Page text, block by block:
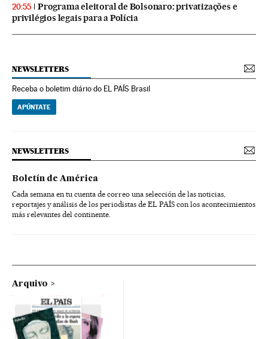
20:55
Programa eleitoral de Bolsonaro: privatizações e
privilégios legais para a Polícia
NEWSLETTERS
Receba o boletim diário do EL PAÍS Brasil
APÚNTATE
NEWSLETTERS
Boletín de América
Cada semana en tu cuenta de correo una selección de las noticias,
reportajes y análisis de los periodistas de EL PAÍS con los acontecimientos
más relevantes del continente.
Arquivo